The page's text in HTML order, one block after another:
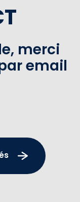
merci
email